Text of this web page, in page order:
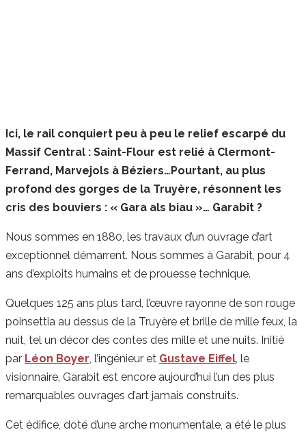
Ici, le rail conquiert peu à peu le relief escarpé du
Massif Central : Saint-Flour est relié à Clermont-
Ferrand, Marvejols à Béziers…Pourtant, au plus
profond des gorges de la Truyère, résonnent les
cris des bouviers : « Gara als biau »… Garabit ?
Nous sommes en 1880, les travaux d’un ouvrage d’art
exceptionnel démarrent. Nous sommes à Garabit, pour 4
ans d’exploits humains et de prouesse technique.
Quelques 125 ans plus tard, l’œuvre rayonne de son rouge
poinsettia au dessus de la Truyère et brille de mille feux, la
nuit, tel un décor des contes des mille et une nuits. Initié
par Léon Boyer , l’ingénieur et Gustave Eiffel , le
visionnaire, Garabit est encore aujourd’hui l’un des plus
remarquables ouvrages d’art jamais construits.
Cet édifice, doté d’une arche monumentale, a été le plus